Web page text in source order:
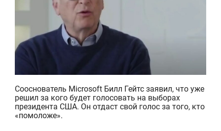
Сооснователь Microsoft Билл Гейтсзаявил, что уже
решил за кого будет голосовать на выборах
президента США. Он отдаст свой голос за того, кто
«помоложе».